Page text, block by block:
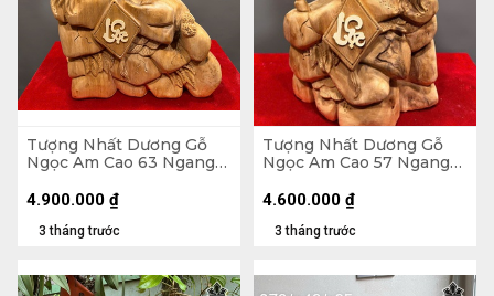
Tượng Nhất Dương Gỗ
Ngọc Am Cao 63 Ngang
3 tháng trước
4.900.000 ₫
Tượng Nhất Dương Gỗ
Ngọc Am Cao 57 Ngang
3 tháng trước
4.600.000 ₫